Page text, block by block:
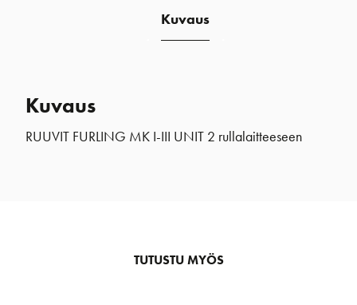
Kuvaus
Kuvaus
RUUVIT FURLING MK I-III UNIT 2 rullalaitteeseen
TUTUSTU MYÖS